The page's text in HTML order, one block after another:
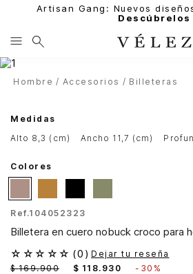
Artisan Gang: Nuevos
Descúbrelos
Hombre Accesorios Billeteras
Medidas
alto 8,3 (cm)
ancho 11,7 (cm)
Colores
Ref.104052323
Billetera en cuero nobuck croco para
☆ ☆ ☆ ☆ ☆ (0 ) Dejar tu reseña
$ 169.900 $ 118. 930 - 30%